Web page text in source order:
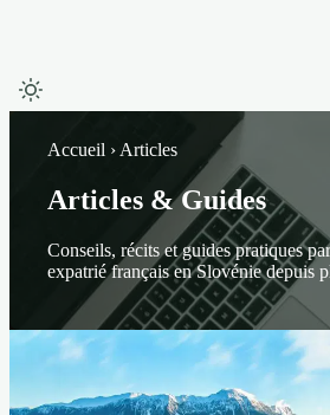
Accueil › Articles
Articles & Guides
Conseils, récits et guides pratiques
expatrié français en Slovénie depuis